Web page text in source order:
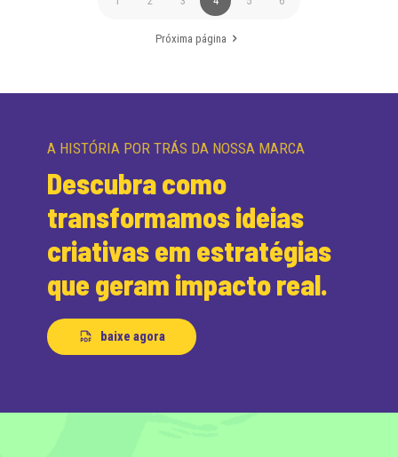
Próxima página
A HISTÓRIA POR TRÁS DA NOSSA MARCA
Descubra como
transformamos ideias
criativas em estratégias
que geram impacto real.
baixe agora